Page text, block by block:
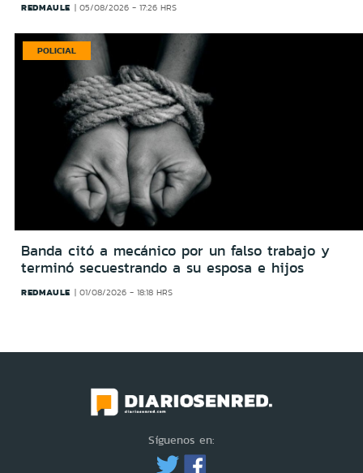
REDMAULE 05/08/2026 - 17:26 HRS
POLICIAL
Banda citó a mecánico por un falso trabajo y
terminó secuestrando a su esposa e hijos
REDMAULE 01/08/2026 - 18:18 HRS
Síguenos en: